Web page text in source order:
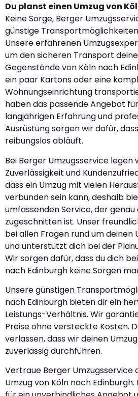
Du planst einen Umzug von
Keine Sorge, Berger
günstige
Unsere erfahrenen
um den sicheren Transport
Gegenstände von Köln nach
ein paar Kartons oder eine
Wohnungseinrichtung
haben das passende Angebot
langjährigen Erfahrung und
Ausrüstung sorgen wir dafür,
reibungslos abläuft.
Bei Berger Umzugsservice
Zuverlässigkeit und
dass ein Umzug mit vielen
verbunden sein kann, deshalb
umfassenden Service, der
zugeschnitten ist. Unser
bei allen Fragen rund um deinen
und unterstützt dich bei der
Wir sorgen dafür, dass du dich
nach Edinburgh keine Sorgen
Unsere günstigen
nach Edinburgh bieten dir ein
Leistungs-Verhältnis. Wir
Preise ohne versteckte Kosten.
verlassen, dass wir deinen
zuverlässig durchführen.
Vertraue Berger Umzugsservice
Umzug von Köln nach